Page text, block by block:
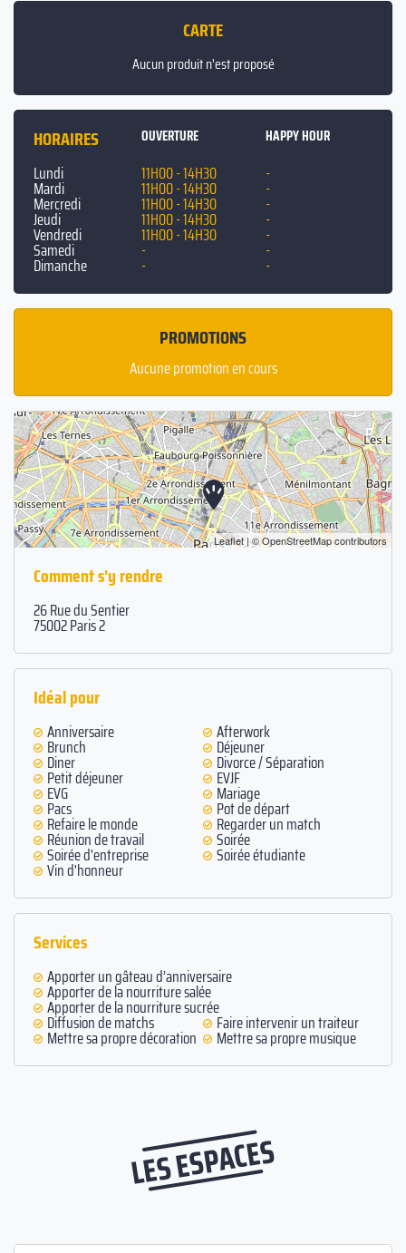
CARTE
Aucun produit n'est proposé
HORAIRES OUVERTURE HAPPY HOUR
Lundi 11H00 - 14H30 -
Mardi 11H00 - 14H30 -
Mercredi 11H00 - 14H30 -
Jeudi 11H00 - 14H30 -
Vendredi 11H00 - 14H30 -
Samedi - -
Dimanche - -
PROMOTIONS
Aucune promotion en cours
Leaflet| ©OpenStreetMapcontributors
Comment s'y rendre
26 Rue du Sentier
75002 Paris 2
Idéal pour
Anniversaire Afterwork
Brunch Déjeuner
Diner Divorce / Séparation
Petit déjeuner EVJF
EVG Mariage
Pacs Pot de départ
Refaire le monde Regarder un match
Réunion de travail Soirée
Soirée d'entreprise Soirée étudiante
Vin d'honneur
Services
Apporter un gâteau d’anniversaire
Apporter de la nourriture salée
Apporter de la nourriture sucrée
Diffusion de matchs Faire intervenir un traiteur
Mettre sa propre décoration Mettre sa propre musique
LES ESPACES